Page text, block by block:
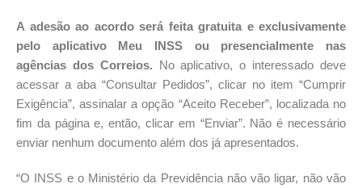
A adesão ao acordo será feita gratuita e exclusivamente
pelo aplicativo Meu INSS ou presencialmente nas
agências dos Correios. No aplicativo, o interessado deve
acessar a aba “Consultar Pedidos”, clicar no item “Cumprir
Exigência”, assinalar a opção “Aceito Receber”, localizada no
fim da página e, então, clicar em “Enviar”. Não é necessário
enviar nenhum documento além dos já apresentados.
“O INSS e o Ministério da Previdência não vão ligar, não vão